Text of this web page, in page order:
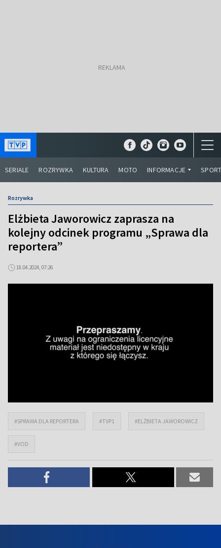
SERIALE ROZRYWKA KULTURA MOTO INFORMACJE
Rozrywka
Elżbieta Jaworowicz zaprasza na
kolejny odcinek programu „Sprawa dla
reportera”
18.04.2024, 07:26
#SPRAWA DLA REPORTERA #TVP1 #ELŻBIETA JAWOROWICZ
#VOD